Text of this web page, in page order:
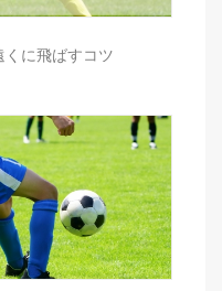
くに飛ばすコツ